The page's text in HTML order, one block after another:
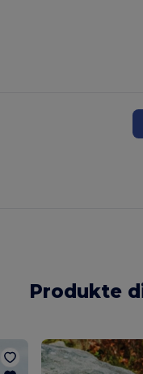
Produkte